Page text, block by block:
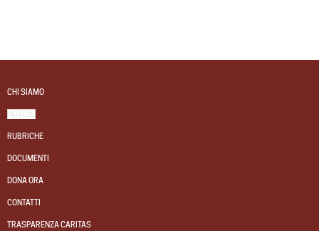
CHI SIAMO
NOTIZIE
RUBRICHE
DOCUMENTI
DONA ORA
CONTATTI
TRASPARENZA CARITAS